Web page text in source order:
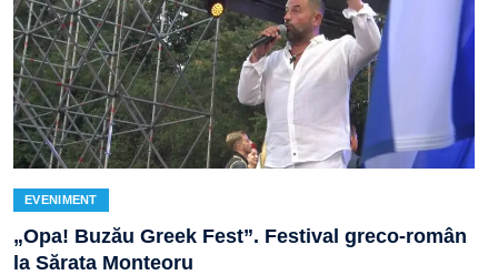
EVENIMENT
„Opa! Buzău Greek Fest”. Festival greco-român
la Sărata Monteoru